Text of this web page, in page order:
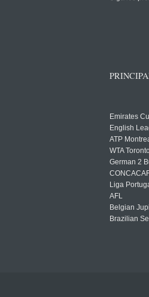
Emirates
English
ATP
WTA
German 2
Liga
AFL
Belgian
Brazilian